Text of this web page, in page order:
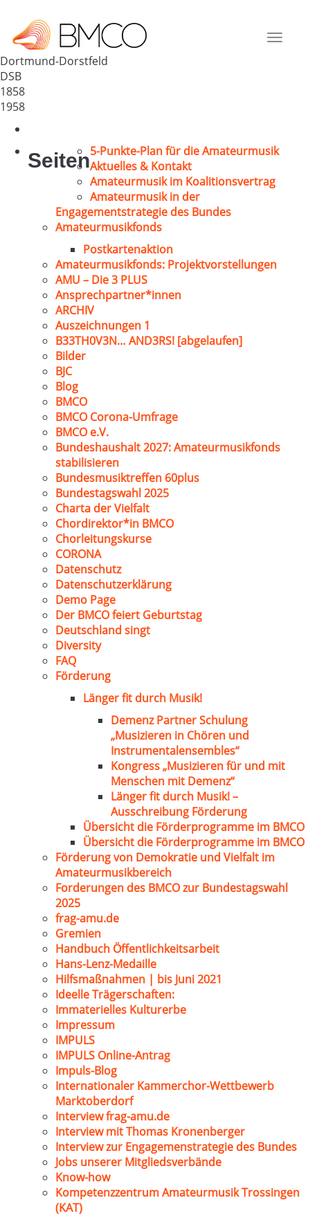
Toggle
Deutschland
44149
Dortmund-Dorstfeld
DSB
1858
1958
Seiten5-Punkte-Plan für die Amateurmusik
Aktuelles & Kontakt
Amateurmusik im Koalitionsvertrag
Amateurmusik in der
Engagementstrategie des Bundes
Amateurmusikfonds
Postkartenaktion
Amateurmusikfonds: Projektvorstellungen
AMU – Die 3 PLUS
Ansprechpartner*innen
ARCHIV
Auszeichnungen 1
B33TH0V3N… AND3RS! [abgelaufen]
Bilder
BJC
Blog
BMCO
BMCO Corona-Umfrage
BMCO e.V.
Bundeshaushalt 2027: Amateurmusikfonds
stabilisieren
Bundesmusiktreffen 60plus
Bundestagswahl 2025
Charta der Vielfalt
Chordirektor*in BMCO
Chorleitungskurse
CORONA
Datenschutz
Datenschutzerklärung
Demo Page
Der BMCO feiert Geburtstag
Deutschland singt
Diversity
FAQ
Förderung
Länger fit durch Musik!
Demenz Partner Schulung
„Musizieren in Chören und
Instrumentalensembles“
Kongress „Musizieren für und mit
Menschen mit Demenz“
Länger fit durch Musik! –
Ausschreibung Förderung
Übersicht die Förderprogramme im BMCO
Übersicht die Förderprogramme im BMCO
Förderung von Demokratie und Vielfalt im
Amateurmusikbereich
Forderungen des BMCO zur Bundestagswahl
2025
frag-amu.de
Gremien
Handbuch Öffentlichkeitsarbeit
Hans-Lenz-Medaille
Hilfsmaßnahmen | bis Juni 2021
Ideelle Trägerschaften:
Immaterielles Kulturerbe
Impressum
IMPULS
IMPULS Online-Antrag
Impuls-Blog
Internationaler Kammerchor-Wettbewerb
Marktoberdorf
Interview frag-amu.de
Interview mit Thomas Kronenberger
Interview zur Engagemenstrategie des Bundes
Jobs unserer Mitgliedsverbände
Know-how
Kompetenzzentrum Amateurmusik Trossingen
(KAT)